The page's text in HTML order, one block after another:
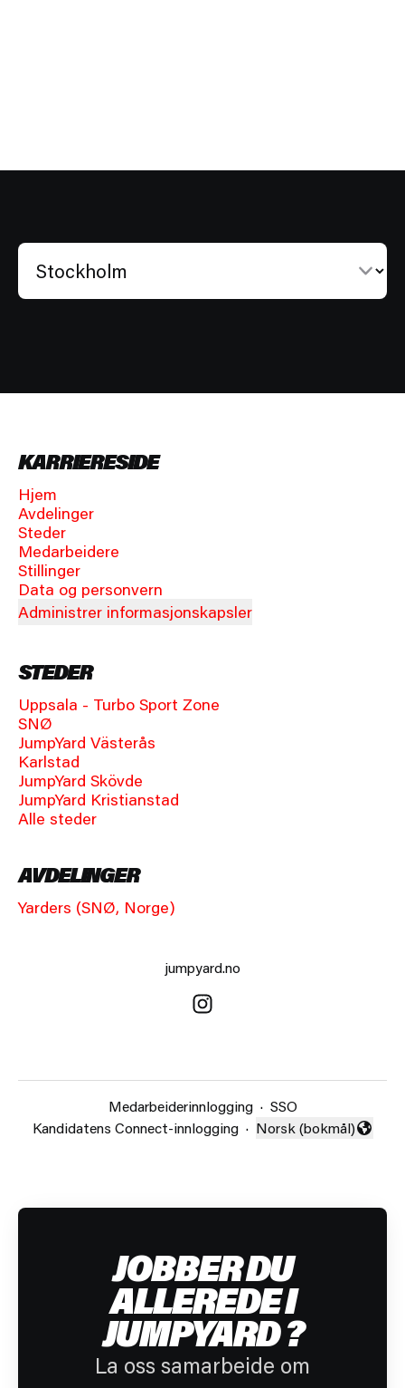
KARRIERESIDE
Hjem
Avdelinger
Steder
Medarbeidere
Stillinger
Data og personvern
Administrer informasjonskapsler
STEDER
Uppsala - Turbo Sport Zone
SNØ
JumpYard Västerås
Karlstad
JumpYard Skövde
JumpYard Kristianstad
Alle steder
AVDELINGER
Yarders (SNØ, Norge)
jumpyard.no
Medarbeiderinnlogging · SSO
Kandidatens Connect-innlogging · Endre språk
Norsk (bokmål)
JOBBER DU
ALLEREDE I
JUMPYARD ?
La oss samarbeide om